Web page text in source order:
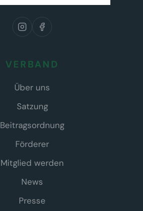
VERBAND
Über uns
Satzung
Beitragsordnung
Förderer
Mitglied werden
News
Presse